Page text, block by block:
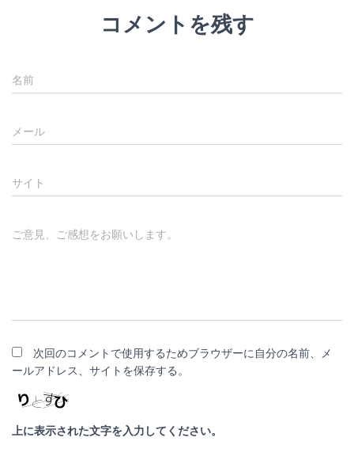
コメントを残す
名前
メール
サイト
ご意見、ご感想をお願いします。
次回のコメントで使用するためブラウザーに自分の名前、メ
ールアドレス、サイトを保存する。
上に表示された文字を入力してください。